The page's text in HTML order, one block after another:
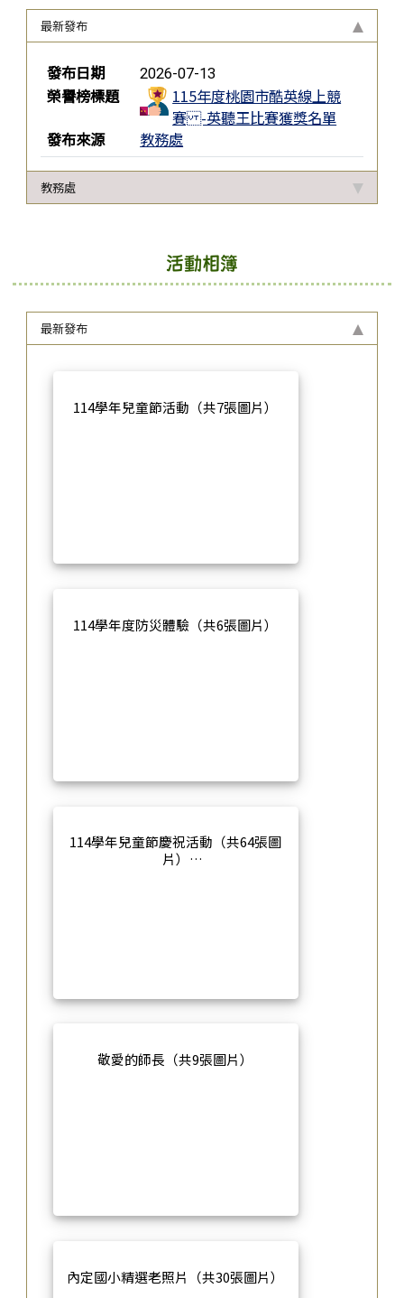
最新發布
榮譽榜列表
發布日期 2026-07-13
榮譽榜標題
115年度桃園市酷英線上競
賽 -英聽王比賽獲獎名單
發布來源
教務處
教務處
活動相簿
最新發布
114學年兒童節活動（共7張圖片）
114學年度防災體驗（共6張圖片）
114學年兒童節慶祝活動（共64張圖
片）
敬愛的師長（共9張圖片）
內定國小精選老照片（共30張圖片）